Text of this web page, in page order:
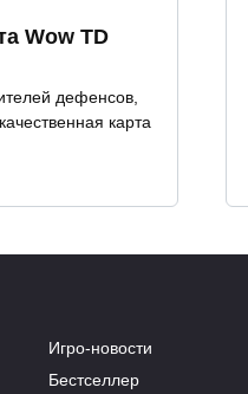
Wow TD
дефенсов,
карта
Игро-новости
Бестселлер